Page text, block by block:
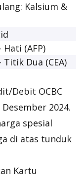
Kalsium &
(AFP)
Dua (CEA)
Debit OCBC
2024.
spesial
di atas tunduk
Kartu